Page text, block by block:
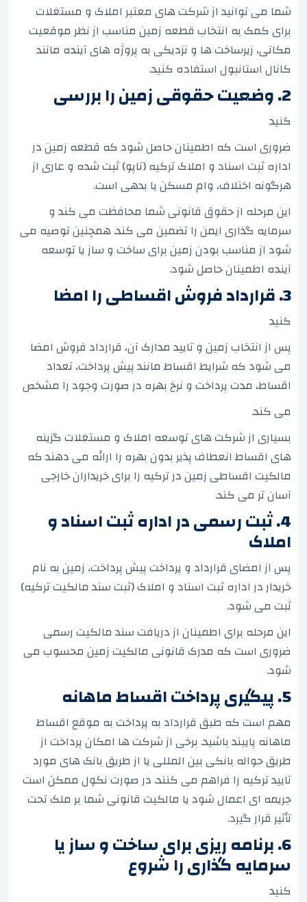
شما می توانید از شرکت های معتبر املاک و مستغلات
برای کمک به انتخاب قطعه زمین مناسب از نظر موقعیت
مکانی، زیرساخت ها و نزدیکی به پروژه های آینده مانند
کانال استانبول استفاده کنید.
2. وضعیت حقوقی زمین را بررسی
کنید
ضروری است که اطمینان حاصل شود که قطعه زمین در
اداره ثبت اسناد و املاک ترکیه (تاپو) ثبت شده و عاری از
هرگونه اختلاف، وام مسکن یا بدهی است.
این مرحله از حقوق قانونی شما محافظت می کند و
سرمایه گذاری ایمن را تضمین می کند. همچنین توصیه می
شود از مناسب بودن زمین برای ساخت و ساز یا توسعه
آینده اطمینان حاصل شود.
3. قرارداد فروش اقساطی را امضا
کنید
پس از انتخاب زمین و تایید مدارک آن، قرارداد فروش امضا
می شود که شرایط اقساط مانند پیش پرداخت، تعداد
اقساط، مدت پرداخت و نرخ بهره در صورت وجود را مشخص
می کند.
بسیاری از شرکت های توسعه املاک و مستغلات گزینه
های اقساط انعطاف پذیر بدون بهره را ارائه می دهند که
مالکیت اقساطی زمین در ترکیه را برای خریداران خارجی
آسان تر می کند.
4. ثبت رسمی در اداره ثبت اسناد و
املاک
پس از امضای قرارداد و پرداخت پیش پرداخت، زمین به نام
خریدار در اداره ثبت اسناد و املاک (ثبت سند مالکیت ترکیه)
ثبت می شود.
این مرحله برای اطمینان از دریافت سند مالکیت رسمی
ضروری است که مدرک قانونی مالکیت زمین محسوب می
شود.
5. پیگیری پرداخت اقساط ماهانه
مهم است که طبق قرارداد به پرداخت به موقع اقساط
ماهانه پایبند باشید. برخی از شرکت ها امکان پرداخت از
طریق حواله بانکی بین المللی یا از طریق بانک های مورد
تایید ترکیه را فراهم می کنند. در صورت نکول ممکن است
جریمه ای اعمال شود یا مالکیت قانونی شما بر ملک تحت
تأثیر قرار گیرد.
6. برنامه ریزی برای ساخت و ساز یا
سرمایه گذاری را شروع
کنید